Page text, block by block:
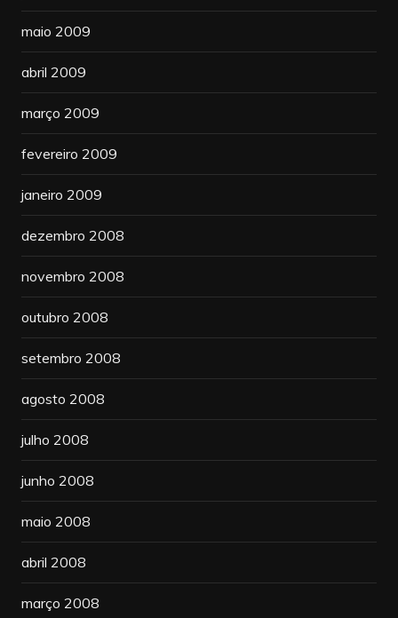
maio 2009
abril 2009
março 2009
fevereiro 2009
janeiro 2009
dezembro 2008
novembro 2008
outubro 2008
setembro 2008
agosto 2008
julho 2008
junho 2008
maio 2008
abril 2008
março 2008